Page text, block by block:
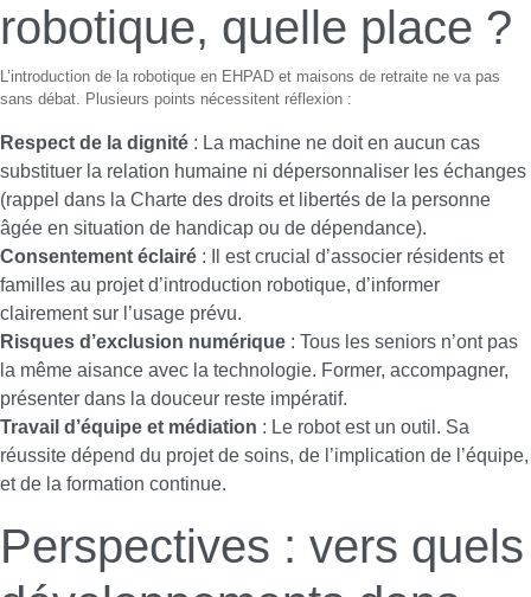
robotique, quelle place ?
L’introduction de la robotique en EHPAD et maisons de retraite ne va pas
sans débat. Plusieurs points nécessitent réflexion :
Respect de la dignité : La machine ne doit en aucun cas
substituer la relation humaine ni dépersonnaliser les échanges
(rappel dans la Charte des droits et libertés de la personne
âgée en situation de handicap ou de dépendance).
Consentement éclairé : Il est crucial d’associer résidents et
familles au projet d’introduction robotique, d’informer
clairement sur l’usage prévu.
Risques d’exclusion numérique : Tous les seniors n’ont pas
la même aisance avec la technologie. Former, accompagner,
présenter dans la douceur reste impératif.
Travail d’équipe et médiation : Le robot est un outil. Sa
réussite dépend du projet de soins, de l’implication de l’équipe,
et de la formation continue.
Perspectives : vers quels